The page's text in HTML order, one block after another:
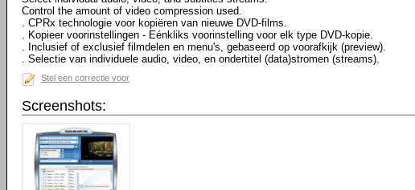
Control the amount of video compression used.
. CPRx technologie voor kopiëren van nieuwe DVD-films.
. Kopieer voorinstellingen - Eénkliks voorinstelling voor elk type DVD-kopie.
. Inclusief of exclusief filmdelen en menu's, gebaseerd op voorafkijk (preview).
. Selectie van individuele audio, video, en ondertitel (data)stromen (streams).
Stel een correctie voor
Screenshots: